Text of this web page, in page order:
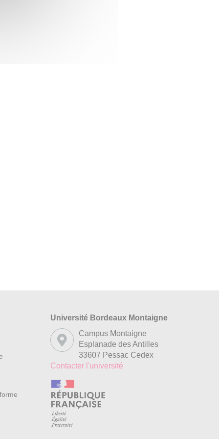
Université Bordeaux Montaigne
Campus Montaigne
Esplanade des Antilles
33607 Pessac Cedex
Contacter l'université